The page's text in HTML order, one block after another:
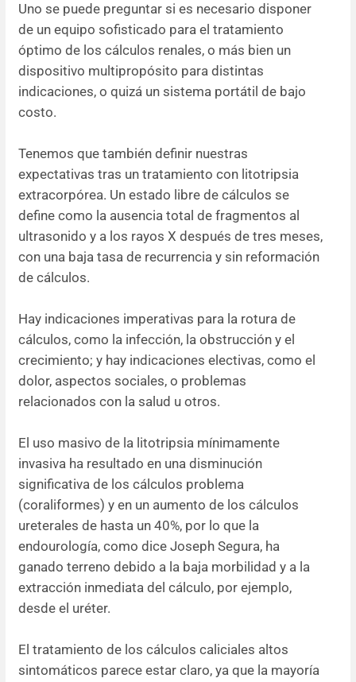
Uno se puede preguntar si es necesario disponer
de un equipo sofisticado para el tratamiento
óptimo de los cálculos renales, o más bien un
dispositivo multipropósito para distintas
indicaciones, o quizá un sistema portátil de bajo
costo.
Tenemos que también definir nuestras
expectativas tras un tratamiento con litotripsia
extracorpórea. Un estado libre de cálculos se
define como la ausencia total de fragmentos al
ultrasonido y a los rayos X después de tres meses,
con una baja tasa de recurrencia y sin reformación
de cálculos.
Hay indicaciones imperativas para la rotura de
cálculos, como la infección, la obstrucción y el
crecimiento; y hay indicaciones electivas, como el
dolor, aspectos sociales, o problemas
relacionados con la salud u otros.
El uso masivo de la litotripsia mínimamente
invasiva ha resultado en una disminución
significativa de los cálculos problema
(coraliformes) y en un aumento de los cálculos
ureterales de hasta un 40%, por lo que la
endourología, como dice Joseph Segura, ha
ganado terreno debido a la baja morbilidad y a la
extracción inmediata del cálculo, por ejemplo,
desde el uréter.
El tratamiento de los cálculos caliciales altos
sintomáticos parece estar claro, ya que la mayoría